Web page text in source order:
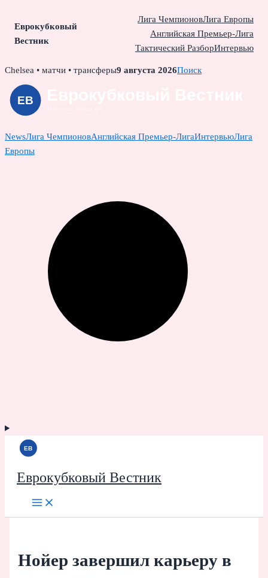
Еврокубковый
Вестник
Лига ЧемпионовЛига Европы
Английская Премьер-Лига
Тактический РазборИнтервью
Skip
content
Chelsea • матчи • трансферы9 августа 2026Поиск
NewsЛига ЧемпионовАнглийская Премьер-ЛигаИнтервьюЛига
Европы
Еврокубковый Вестник
Нойер завершил карьеру в